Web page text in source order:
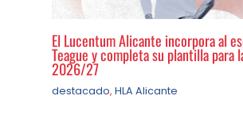
El Lucentum Alicante incorpora al
Teague y completa su plantilla para
2026/27
destacado, HLA Alicante